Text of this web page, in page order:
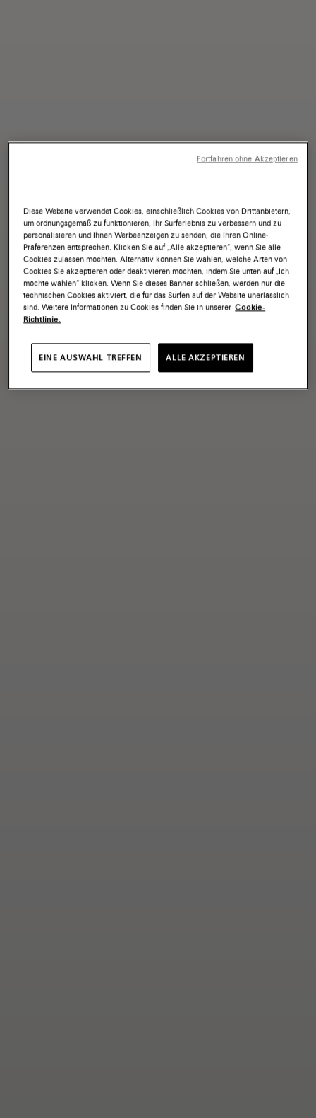
Diese Website verwendet Cookies, einschließlich Cookies von Drittanbietern,
um ordnungsgemäß zu funktionieren, Ihr Surferlebnis zu verbessern und zu
personalisieren und Ihnen Werbeanzeigen zu senden, die Ihren Online-
Präferenzen entsprechen. Klicken Sie auf „Alle akzeptieren“, wenn Sie alle
Cookies zulassen möchten. Alternativ können Sie wählen, welche Arten von
Cookies Sie akzeptieren oder deaktivieren möchten, indem Sie unten auf „Ich
möchte wählen“ klicken. Wenn Sie dieses Banner schließen, werden nur die
technischen Cookies aktiviert, die für das Surfen auf der Website unerlässlich
sind. Weitere Informationen zu Cookies finden Sie in unserer Cookie-
Richtlinie.
EINE AUSWAHL TREFFEN ALLE AKZEPTIEREN
Fortfahren ohne Akzeptieren